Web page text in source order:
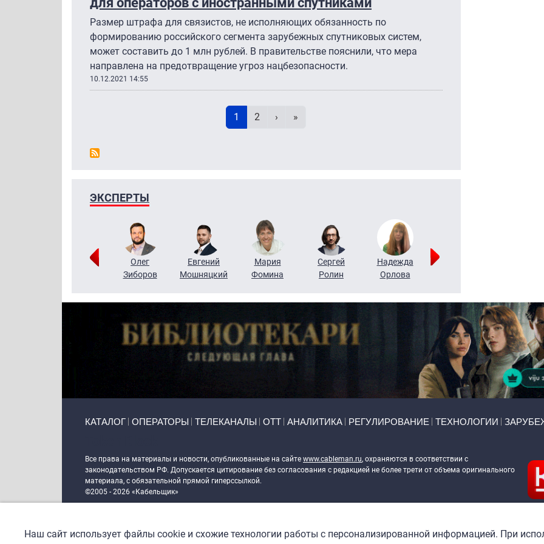
Размер штрафа для связистов, не исполняющих обязанность по
формированию российского сегмента зарубежных спутниковых систем,
может составить до 1 млн рублей. В правительстве пояснили, что мера
направлена на предотвращение угроз нацбезопасности.
10.12.2021 14:55
Текущая страница
1 Page
2 Следующая страница
› Последняя страница
»
ЭКСПЕРТЫ
Григорий
Олег
Зиборов
Евгений
Мошняцкий
Мария
Фомина
Сергей
Ролин
Надежда
Орлова
КАТАЛОГ ОПЕРАТОРЫ ТЕЛЕКАНАЛЫ ОТТ АНАЛИТИКА РЕГУЛИРОВАНИЕ ТЕХНОЛОГИИ
Все права на материалы и новости, опубликованные на сайте www.cableman.ru, охраняются в соответствии с
законодательством РФ. Допускается цитирование без согласования с редакцией не более трети от объема оригинального
материала, с обязательной прямой гиперссылкой.
©2005 - 2026 «Кабельщик»
DrupalCoder — поддержка сайта c 2017 года
Наш сайт использует файлы cookie и схожие технологии работы с персонализированной информацией. При